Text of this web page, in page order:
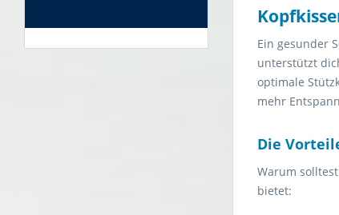
Ein gesunder
unterstützt
optimale
mehr
Die
Warum
bietet: